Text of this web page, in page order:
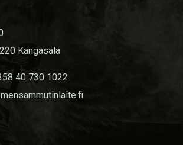
Kangasala
40 730 1022